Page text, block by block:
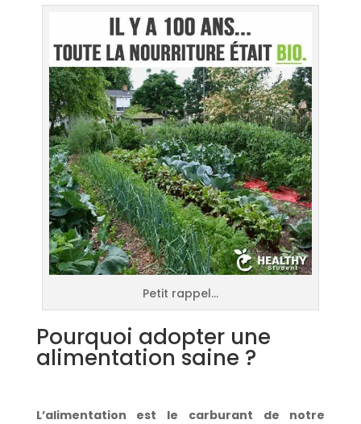
Petit rappel…
Pourquoi adopter une
alimentation saine ?
L’alimentation est le carburant de notre